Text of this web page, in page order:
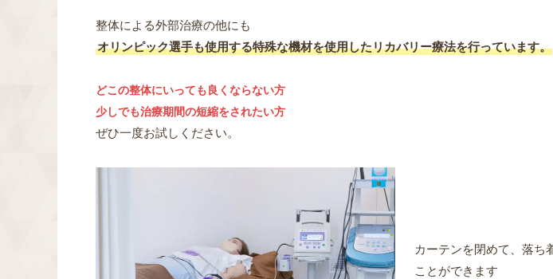
整体による外部治療の他にも
オリンピック選手も使用する特殊な機材を使用したリカバリー療法を行っています。
どこの整体にいっても良くならない方
少しでも治療期間の短縮をされたい方
ぜひ一度お試しください。
カーテンを閉めて、落ち
ことができます